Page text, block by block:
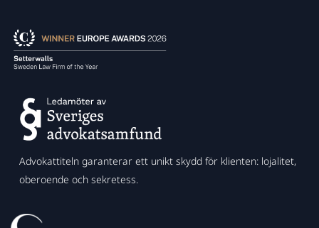
Advokattiteln garanterar ett unikt skydd för klienten: lojalitet,
oberoende och sekretess.